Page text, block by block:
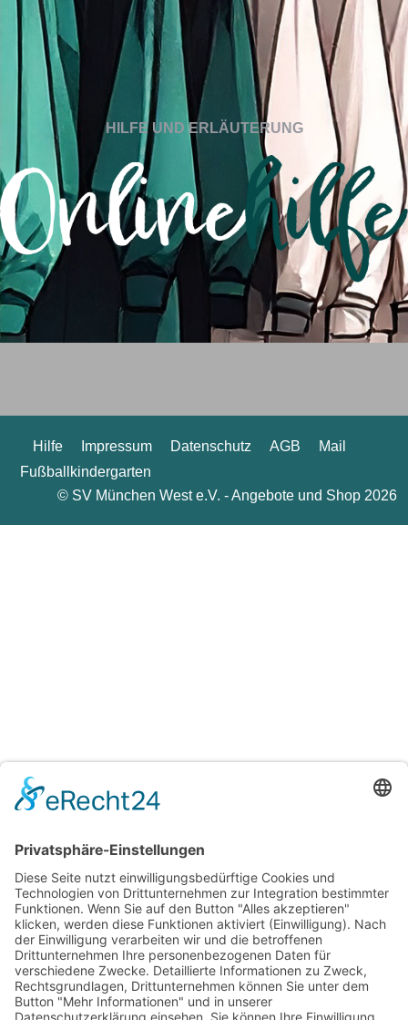
HILFE UND ERLÄUTERUNG
Hilfe Impressum Datenschutz AGB
Mail
Fußballkindergarten
© SV München West e.V. - Angebote und Shop 2026